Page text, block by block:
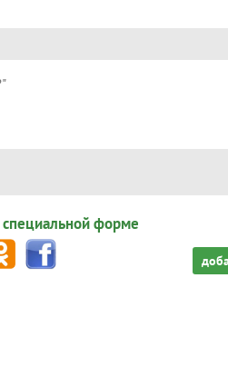
специальной форме